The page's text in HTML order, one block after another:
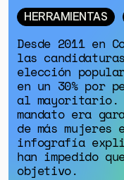
HERRAMIENTAS
Desde 2011 en
las
elección
en un 30% por
al mayoritario.
mandato era
de más
infografía
han impedido
objetivo.